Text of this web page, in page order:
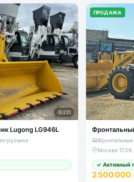
231
Lugong LG946L
ПРОДАЖА
Фронтальные
Москва·
✓ Активный
2 500 000